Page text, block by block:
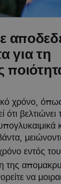
για τη
χρόνο,
ότι βελτιώνει
εντός
της
να